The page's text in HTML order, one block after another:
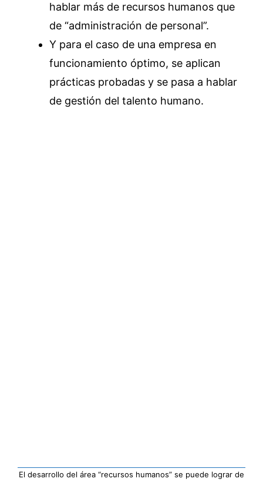
hablar más de recursos humanos que
de “administración de personal”.
Y para el caso de una empresa en
funcionamiento óptimo, se aplican
prácticas probadas y se pasa a hablar
de gestión del talento humano.
El desarrollo del área “recursos humanos” se puede lograr de